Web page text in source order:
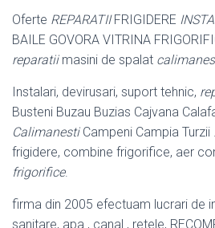
Oferte REPARATIIFRIGIDERE
BAILE GOVORA VITRINA
reparatiimasini de spalat
Instalari, devirusari, suport tehnic,
Busteni Buzau Buzias Cajvana
CalimanestiCampeni Campia Turzii
frigidere, combine frigorifice, aer
frigorifice.
firma din 2005 efectuam lucrari de
sanitare, apa , canal , retele,